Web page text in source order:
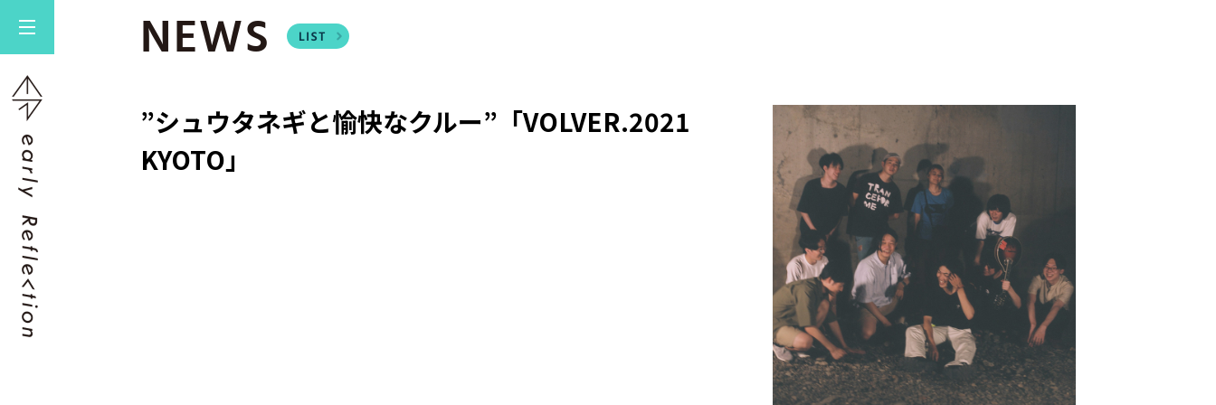
NEWS
”シュウタネギと愉快なクルー”「VOLVER.2021
KYOTO」